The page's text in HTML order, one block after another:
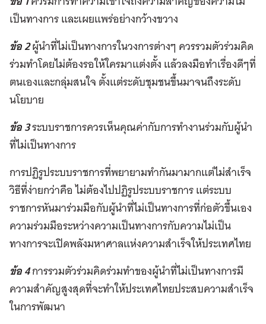
เป็นทางการ และเผยแพร่อย่างกว้างขวาง
ข้อ 2ผู้นำที่ไม่เป็นทางการในวงการต่างๆ ควรรวมตัวร่วมคิด
ร่วมทำโดยไม่ต้องรอให้ใครมาแต่งตั้ง แล้วลงมือทำเรื่องดีๆที่
ตนเองและกลุ่มสนใจ ตั้งแต่ระดับชุมชนขึ้นมาจนถึงระดับ
นโยบาย
ข้อ 3ระบบราชการควรเห็นคุณค่ากับการทำงานร่วมกับผู้นำ
ที่ไม่เป็นทางการ
การปฏิรูประบบราชการที่พยายามทำกันมามากแต่ไม่สำเร็จ
วิธีที่ง่ายกว่าคือ ไม่ต้องไปปฏิรูประบบราชการ แต่ระบบ
ราชการหันมาร่วมมือกับผู้นำที่ไม่เป็นทางการที่ก่อตัวขึ้นเอง
ความร่วมมือระหว่างความเป็นทางการกับความไม่เป็น
ทางการจะเปิดพลังมหาศาลแห่งความสำเร็จให้ประเทศไทย
ข้อ 4การรวมตัวร่วมคิดร่วมทำของผู้นำที่ไม่เป็นทางการมี
ความสำคัญสูงสุดที่จะทำให้ประเทศไทยประสบความสำเร็จ
ในการพัฒนา